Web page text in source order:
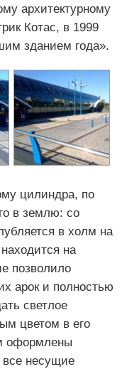
архитектурному
Котас, в 1999
зданием года».
цилиндра, по
в землю: со
в холм на
на
позволило
арок и полностью
светлое
цветом в его
оформлены
все несущие